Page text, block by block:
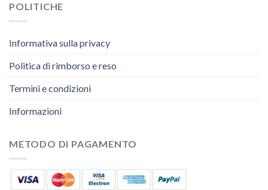
POLITICHE
Informativa sulla privacy
Politica di rimborso e reso
Termini e condizioni
Informazioni
METODO DI PAGAMENTO